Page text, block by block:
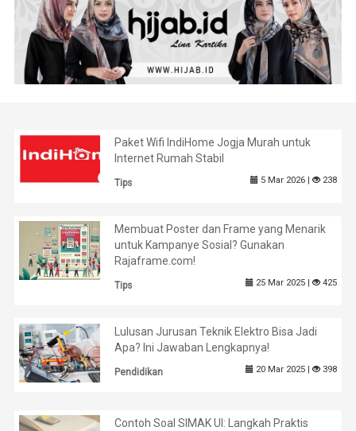
Paket Wifi IndiHome Jogja Murah untuk
Internet Rumah Stabil
Tips 5 Mar 2026 | 238
Membuat Poster dan Frame yang Menarik
untuk Kampanye Sosial? Gunakan
Rajaframe.com!
Tips 25 Mar 2025 | 425
Lulusan Jurusan Teknik Elektro Bisa Jadi
Apa? Ini Jawaban Lengkapnya!
Pendidikan 20 Mar 2025 | 398
Contoh Soal SIMAK UI: Langkah Praktis